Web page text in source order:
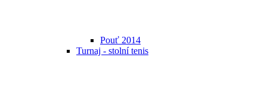
Pouť 2014
Turnaj - stolní tenis